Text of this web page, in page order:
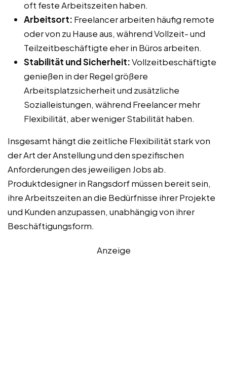
oft feste Arbeitszeiten haben.
Arbeitsort: Freelancer arbeiten häufig remote
oder von zu Hause aus, während Vollzeit- und
Teilzeitbeschäftigte eher in Büros arbeiten.
Stabilität und Sicherheit:Vollzeitbeschäftigte
genießen in der Regel größere
Arbeitsplatzsicherheit und zusätzliche
Sozialleistungen, während Freelancer mehr
Flexibilität, aber weniger Stabilität haben.
Insgesamt hängt die zeitliche Flexibilität stark von
der Art der Anstellung und den spezifischen
Anforderungen des jeweiligen Jobs ab.
Produktdesigner in Rangsdorf müssen bereit sein,
ihre Arbeitszeiten an die Bedürfnisse ihrer Projekte
und Kunden anzupassen, unabhängig von ihrer
Beschäftigungsform.
Anzeige